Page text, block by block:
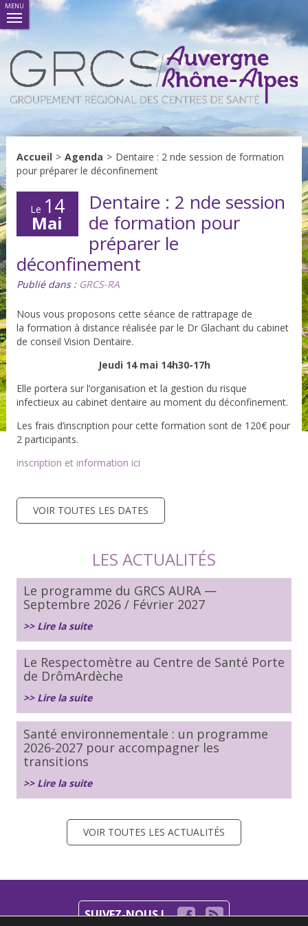
MENU
Accueil > Agenda > Dentaire : 2 nde session de formation
pour préparer le déconfinement
Le 14
Mai
Dentaire : 2 nde session
de formation pour
préparer le
déconfinement
Publié dans : GRCS-RA
Nous vous proposons cette séance de rattrapage de
la formation à distance réalisée par le Dr Glachant du cabinet
de conseil Vision Dentaire.
Jeudi 14 mai 14h30-17h
Elle portera sur l’organisation et la gestion du risque
infectieux au cabinet dentaire au moment du déconfinement.
Les frais d’inscription pour cette formation sont de 120€ pour
2 participants.
inscription et information ici
VOIR TOUTES LES DATES
LES ACTUALITÉS
Le programme du GRCS AURA —
Septembre 2026 / Février 2027
>> Lire la suite
Le Respectomètre au Centre de Santé Porte
de DrômArdèche
>> Lire la suite
Santé environnementale : un programme
2026-2027 pour accompagner les
transitions
>> Lire la suite
VOIR TOUTES LES ACTUALITÉS
SUIVEZ-NOUS !